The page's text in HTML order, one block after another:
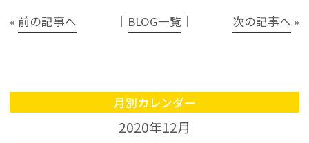
« 前の記事へ │ BLOG一覧 │ 次の記事へ »
月別カレンダー
2020年12月